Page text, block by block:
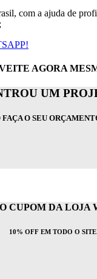
com a ajuda de
AGORA
UM
O SEU
CUPOM DA LOJA
10% OFF EM TODO O